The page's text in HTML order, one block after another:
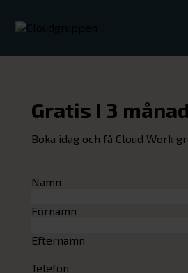
Gratis I 3
Boka idag och få Cloud Work
Namn
Förnamn
Efternamn
Telefon